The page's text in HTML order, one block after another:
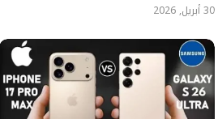
30 أبريل, 2026